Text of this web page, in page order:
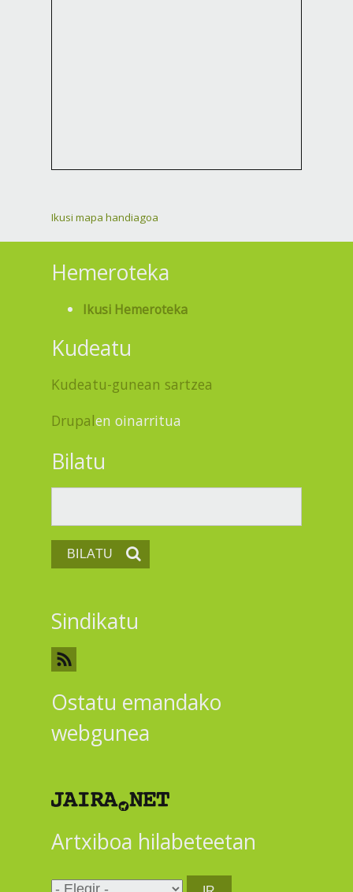
Ikusi mapa handiagoa
Hemeroteka
Ikusi Hemeroteka
Kudeatu
Kudeatu-gunean sartzea
Drupalen oinarritua
Bilatu
Sindikatu
Ostatu emandako
webgunea
Artxiboa hilabeteetan